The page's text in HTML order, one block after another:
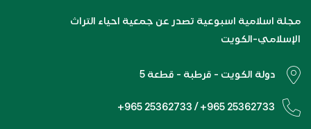
مجلة اسلامية اسبوعية تصدر عن جمعية احياء التراث
الإسلامي-الكويت
دولة الكويت - قرطبة - قطعة 5
+965 25362733 / +965 25362733